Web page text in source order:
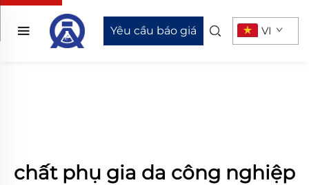
Yêu cầu báo giá VI
chất phụ gia da công nghiệp